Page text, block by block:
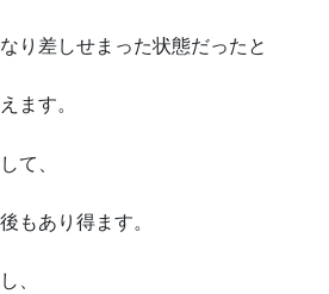
り差しせまった状態だったと
ます。
て、
もあり得ます。
、